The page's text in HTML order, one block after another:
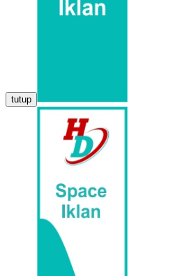
tutup